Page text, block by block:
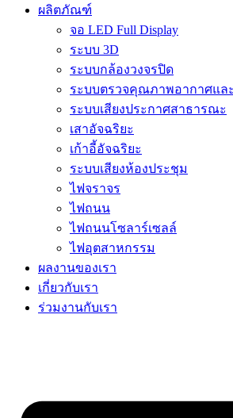
ผลิตภัณฑ์
จอ LED Full Display
ระบบ 3D
ระบบกล้องวงจรปิด
ระบบตรวจคุณภาพอากาศแล
ระบบเสียงประกาศสาธารณะ
เสาอัจฉริยะ
เก้าอี้อัจฉริยะ
ระบบเสียงห้องประชุม
ไฟจราจร
ไฟถนน
ไฟถนนโซลาร์เซลล์
ไฟอุตสาหกรรม
ผลงานของเรา
เกี่ยวกับเรา
ร่วมงานกับเรา